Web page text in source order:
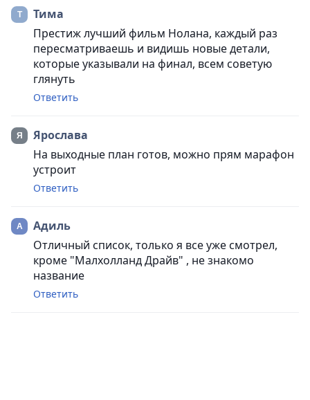
Тима
Престиж лучший фильм Нолана, каждый раз
пересматриваешь и видишь новые детали,
которые указывали на финал, всем советую
глянуть
Ответить
Ярослава
На выходные план готов, можно прям марафон
устроит
Ответить
Адиль
Отличный список, только я все уже смотрел,
кроме "Малхолланд Драйв" , не знакомо
название
Ответить